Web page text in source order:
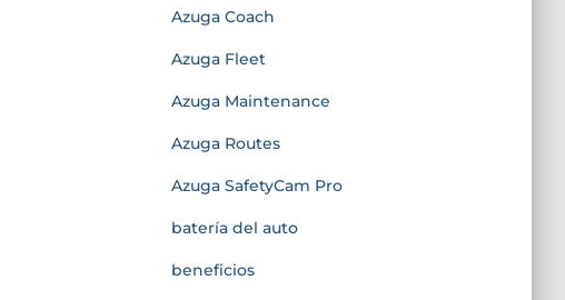
Azuga Coach
Azuga Fleet
Azuga Maintenance
Azuga Routes
Azuga SafetyCam Pro
batería del auto
beneficios